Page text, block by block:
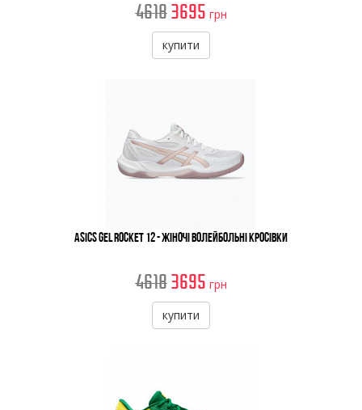
46183695 грн
купити
Asics Gel Rocket 12 - Жіночі Волейбольні Кросівки
46183695 грн
купити